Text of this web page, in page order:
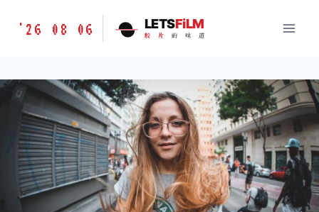
胶
味
道
LETSFILM
'26 08 06 LETSFiLM
胶 片 的 味 道